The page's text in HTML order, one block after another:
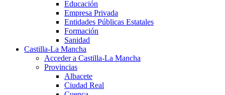
Educación
Empresa Privada
Entidades Públicas Estatales
Formación
Sanidad
Castilla-La Mancha
Acceder a Castilla-La Mancha
Provincias
Albacete
Ciudad Real